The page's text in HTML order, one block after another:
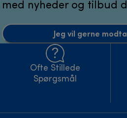
med nyheder og tilbud
Jeg vil gerne
Ofte Stillede
Spørgsmål